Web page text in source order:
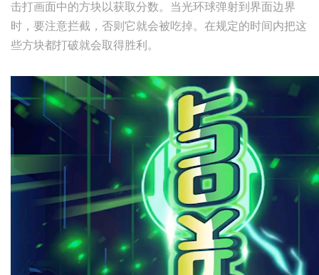
击打画面中的方块以获取分数。当光环球弹射到界面边界
时，要注意拦截，否则它就会被吃掉。在规定的时间内把这
些方块都打破就会取得胜利。